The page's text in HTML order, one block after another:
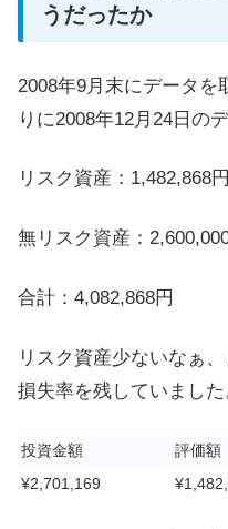
うだったか
2008年9月末にデータを
りに2008年12月24日の
リスク資産：1,482,868
無リスク資産：
合計：4,082,868円
リスク資産少ないなぁ
損失率を残していました
投資金額 評価額
¥2,701,169